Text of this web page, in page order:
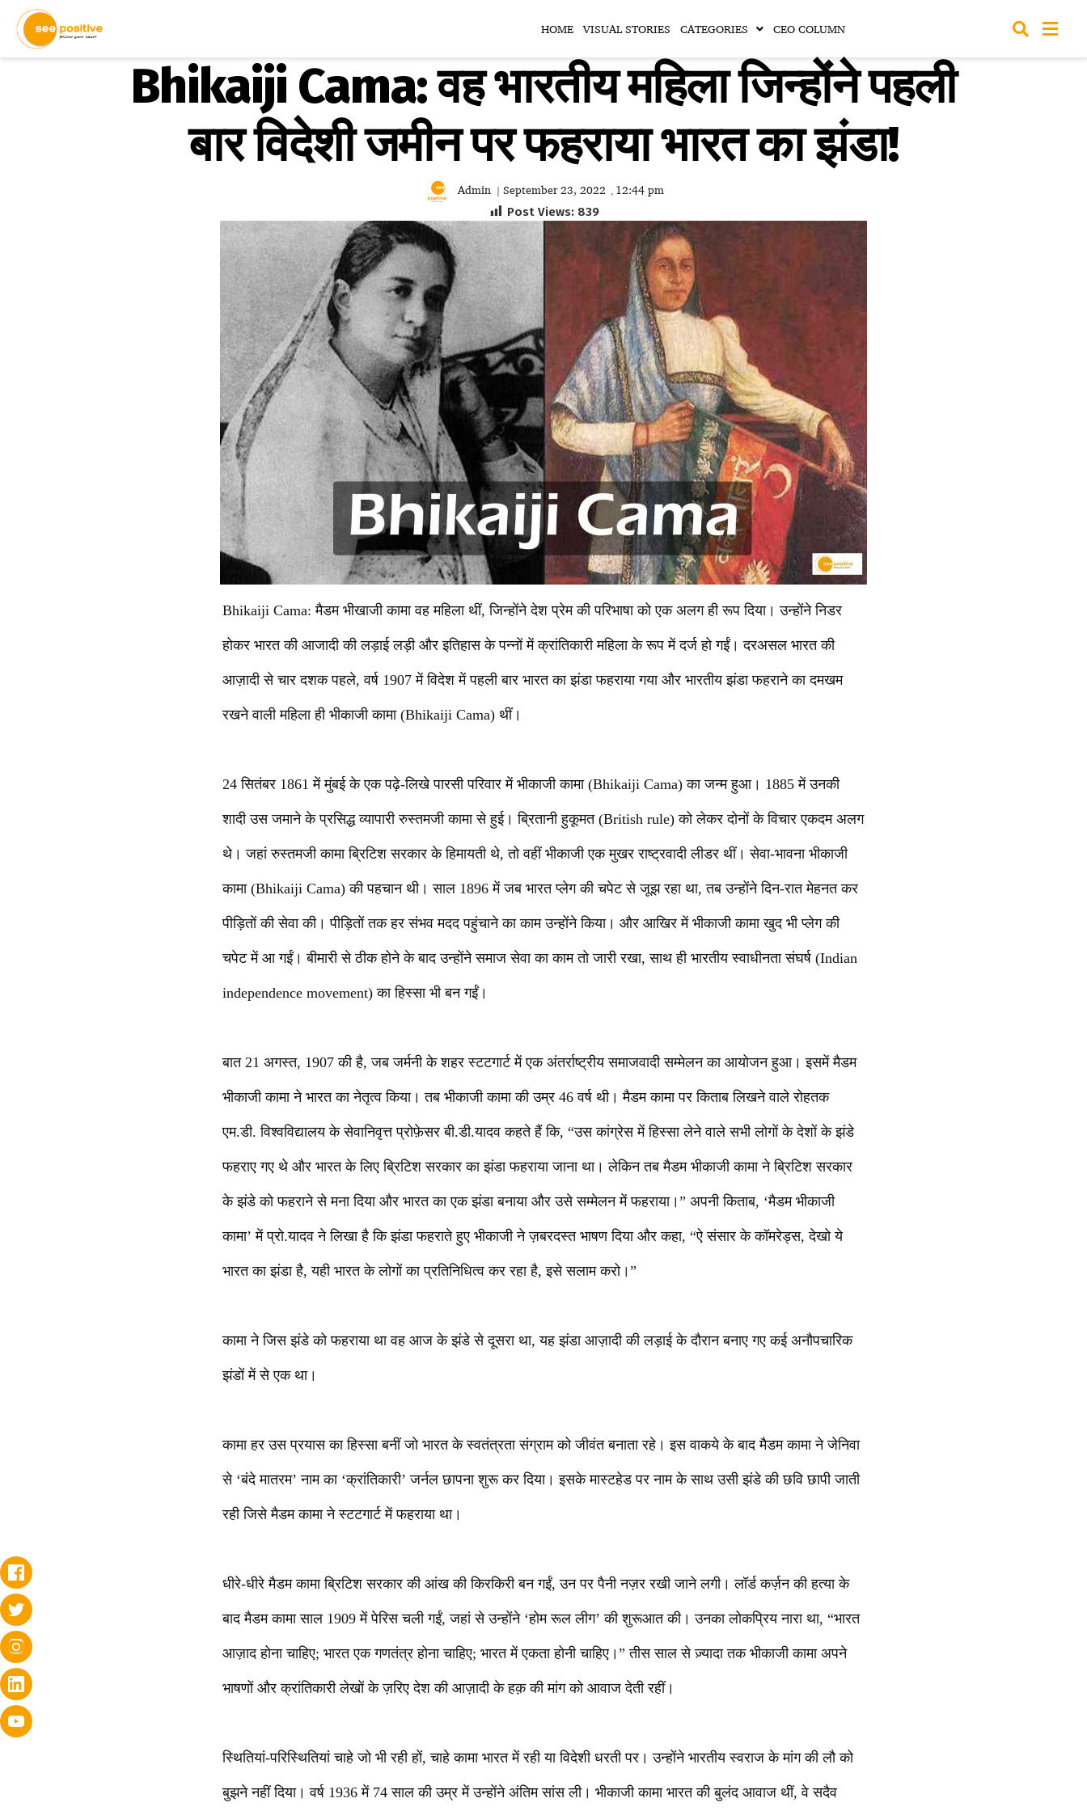
HOME VISUAL STORIES CATEGORIES CEO COLUMN
Bhikaiji Cama: वह भारतीय महिला जिन्होंने पहली
बार विदेशी जमीन पर फहराया भारत का झंडा!
Admin | September 23, 2022 , 12:44 pm
Post Views: 839
Bhikaiji Cama: मैडम भीखाजी कामा वह महिला थीं, जिन्होंने देश प्रेम की परिभाषा को एक अलग ही रूप दिया। उन्होंने निडर
होकर भारत की आजादी की लड़ाई लड़ी और इतिहास के पन्नों में क्रांतिकारी महिला के रूप में दर्ज हो गईं। दरअसल भारत की
आज़ादी से चार दशक पहले, वर्ष 1907 में विदेश में पहली बार भारत का झंडा फहराया गया और भारतीय झंडा फहराने का दमखम
रखने वाली महिला ही भीकाजी कामा (Bhikaiji Cama) थीं।
24 सितंबर 1861 में मुंबई के एक पढ़े-लिखे पारसी परिवार में भीकाजी कामा (Bhikaiji Cama) का जन्म हुआ। 1885 में उनकी
शादी उस जमाने के प्रसिद्ध व्यापारी रुस्तमजी कामा से हुई। ब्रितानी हुकूमत (British rule) को लेकर दोनों के विचार एकदम अलग
थे। जहां रुस्तमजी कामा ब्रिटिश सरकार के हिमायती थे, तो वहीं भीकाजी एक मुखर राष्ट्रवादी लीडर थीं। सेवा-भावना भीकाजी
कामा (Bhikaiji Cama) की पहचान थी। साल 1896 में जब भारत प्लेग की चपेट से जूझ रहा था, तब उन्होंने दिन-रात मेहनत कर
पीड़ितों की सेवा की। पीड़ितों तक हर संभव मदद पहुंचाने का काम उन्होंने किया। और आखिर में भीकाजी कामा खुद भी प्लेग की
चपेट में आ गईं। बीमारी से ठीक होने के बाद उन्होंने समाज सेवा का काम तो जारी रखा, साथ ही भारतीय स्वाधीनता संघर्ष (Indian
independence movement) का हिस्सा भी बन गईं।
बात 21 अगस्त, 1907 की है, जब जर्मनी के शहर स्टटगार्ट में एक अंतर्राष्ट्रीय समाजवादी सम्मेलन का आयोजन हुआ। इसमें मैडम
भीकाजी कामा ने भारत का नेतृत्व किया। तब भीकाजी कामा की उम्र 46 वर्ष थी। मैडम कामा पर किताब लिखने वाले रोहतक
एम.डी. विश्वविद्यालय के सेवानिवृत्त प्रोफ़ेसर बी.डी.यादव कहते हैं कि, “उस कांग्रेस में हिस्सा लेने वाले सभी लोगों के देशों के झंडे
फहराए गए थे और भारत के लिए ब्रिटिश सरकार का झंडा फहराया जाना था। लेकिन तब मैडम भीकाजी कामा ने ब्रिटिश सरकार
के झंडे को फहराने से मना दिया और भारत का एक झंडा बनाया और उसे सम्मेलन में फहराया।” अपनी किताब, ‘मैडम भीकाजी
कामा’ में प्रो.यादव ने लिखा है कि झंडा फहराते हुए भीकाजी ने ज़बरदस्त भाषण दिया और कहा, “ऐ संसार के कॉमरेड्स, देखो ये
भारत का झंडा है, यही भारत के लोगों का प्रतिनिधित्व कर रहा है, इसे सलाम करो।”
कामा ने जिस झंडे को फहराया था वह आज के झंडे से दूसरा था, यह झंडा आज़ादी की लड़ाई के दौरान बनाए गए कई अनौपचारिक
झंडों में से एक था।
कामा हर उस प्रयास का हिस्सा बनीं जो भारत के स्वतंत्रता संग्राम को जीवंत बनाता रहे। इस वाकये के बाद मैडम कामा ने जेनिवा
से ‘बंदे मातरम’ नाम का ‘क्रांतिकारी’ जर्नल छापना शुरू कर दिया। इसके मास्टहेड पर नाम के साथ उसी झंडे की छवि छापी जाती
रही जिसे मैडम कामा ने स्टटगार्ट में फहराया था।
धीरे-धीरे मैडम कामा ब्रिटिश सरकार की आंख की किरकिरी बन गईं, उन पर पैनी नज़र रखी जाने लगी। लॉर्ड कर्ज़न की हत्या के
बाद मैडम कामा साल 1909 में पेरिस चली गईं, जहां से उन्होंने ‘होम रूल लीग’ की शुरूआत की। उनका लोकप्रिय नारा था, “भारत
आज़ाद होना चाहिए; भारत एक गणतंत्र होना चाहिए; भारत में एकता होनी चाहिए।” तीस साल से ज़्यादा तक भीकाजी कामा अपने
भाषणों और क्रांतिकारी लेखों के ज़रिए देश की आज़ादी के हक़ की मांग को आवाज देती रहीं।
स्थितियां-परिस्थितियां चाहे जो भी रही हों, चाहे कामा भारत में रही या विदेशी धरती पर। उन्होंने भारतीय स्वराज के मांग की लौ को
बुझने नहीं दिया। वर्ष 1936 में 74 साल की उम्र में उन्होंने अंतिम सांस ली। भीकाजी कामा भारत की बुलंद आवाज थीं, वे सदैव